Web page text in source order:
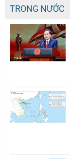
TRONG NƯỚC